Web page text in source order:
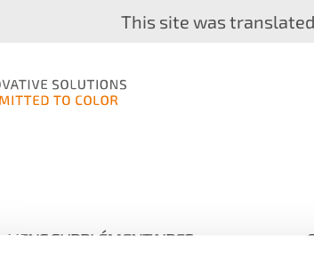
This site was
LIENS SUPPLÉMENTAIRES